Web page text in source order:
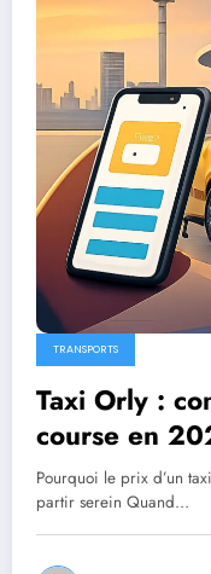
TRANSPORTS
Taxi Orly :
course en
surprise
Pourquoi le prix d’un
partir serein Quand…